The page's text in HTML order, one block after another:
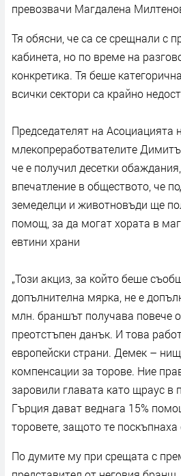
превозвачи Магдалена
Тя обясни, че са се срещнали с
кабинета, но по време на
конкретика. Тя беше
всички сектори са крайно
Председателят на Асоциацията
млекопреработвателите
че е получил десетки
впечатление в обществото, че
земеделци и животновъди ще
помощ, за да могат хората в
евтини храни
„Този акциз, за който беше
допълнителна мярка, не е
млн. браншът получава повече
преотстъпен данък. И това
европейски страни. Демек –
компенсации за торове. Ние
заровили главата като щраус в
Гърция дават веднага 15%
торовете, защото те поскъпнаха
По думите му при срещата с